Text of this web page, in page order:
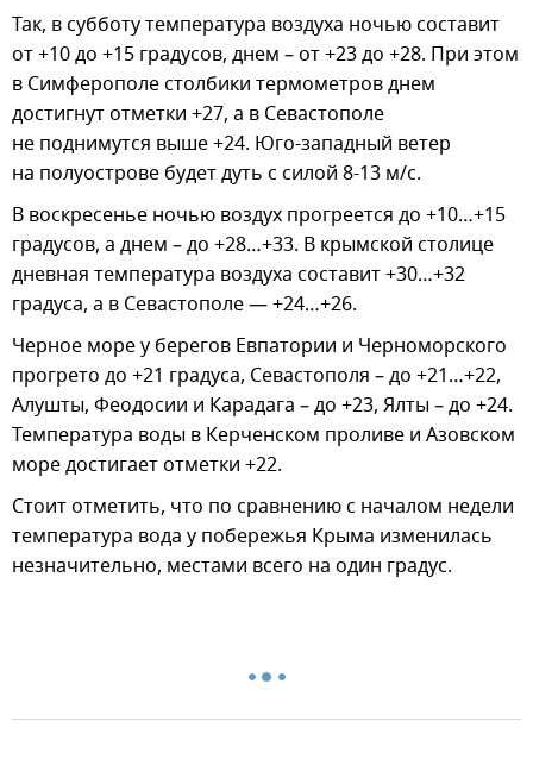
Так, в субботу температура воздуха ночью составит
от +10 до +15 градусов, днем – от +23 до +28. При этом
в Симферополе столбики термометров днем
достигнут отметки +27, а в Севастополе
не поднимутся выше +24. Юго-западный ветер
на полуострове будет дуть с силой 8-13 м/с.
В воскресенье ночью воздух прогреется до +10…+15
градусов, а днем – до +28…+33. В крымской столице
дневная температура воздуха составит +30…+32
градуса, а в Севастополе — +24…+26.
Черное море у берегов Евпатории и Черноморского
прогрето до +21 градуса, Севастополя – до +21…+22,
Алушты, Феодосии и Карадага – до +23, Ялты – до +24.
Температура воды в Керченском проливе и Азовском
море достигает отметки +22.
Стоит отметить, что по сравнению с началом недели
температура вода у побережья Крыма изменилась
незначительно, местами всего на один градус.